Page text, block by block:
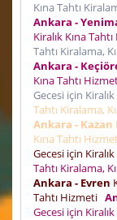
Kına Tahtı
Ankara -
Kiralık Kına
Tahtı Kiralama,
Ankara -
Kına Tahtı
Gecesi için
Tahtı Kiralama,
Ankara - Kazan
Kına Tahtı
Gecesi için
Tahtı Kiralama,
Ankara - Evren
Tahtı Hizmeti
Gecesi için